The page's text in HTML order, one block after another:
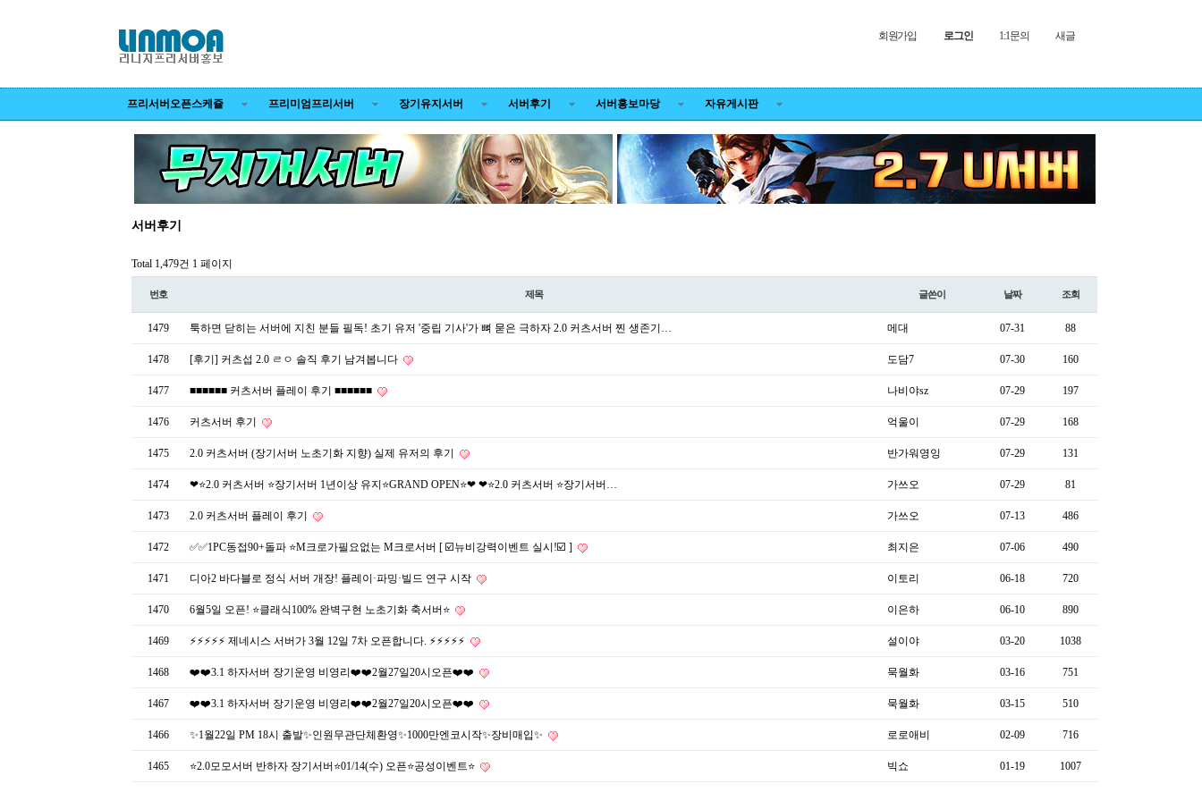
회원가입 로그인 1:1문의 새글
프리서버오픈스케쥴 프리미엄프리서버 장기유지서버 서버후기 서버홍보마당 자유게시판
서버후기
Total 1,479건 1 페이지
번호 제목 글쓴이 날짜 조회
1479 툭하면 닫히는 서버에 지친 분들 필독! 초기 유저 '중립 기사'가 뼈 묻은 극하자 2.0 커츠서버 찐 생존기… 메대 07-31 88
1478 [후기] 커츠섭 2.0 ㄹㅇ 솔직 후기 남겨봅니다 도담7 07-30 160
1477 ■■■■■■ 커츠서버 플레이 후기 ■■■■■■ 나비야sz 07-29 197
1476 커츠서버 후기 억울이 07-29 168
1475 2.0 커츠서버 (장기서버 노초기화 지향) 실제 유저의 후기 반가워영잉 07-29 131
1474 ❤⭐️2.0 커츠서버 ⭐️장기서버 1년이상 유지⭐️GRAND OPEN⭐❤ ❤⭐️2.0 커츠서버 ⭐️장기서버… 가쓰오 07-29 81
1473 2.0 커츠서버 플레이 후기 가쓰오 07-13 486
1472 ✅✅1PC동접90+돌파 ⭐M크로가필요없는 M크로서버 [ ☑️뉴비강력이벤트 실시!☑️ ] 최지은 07-06 490
1471 디아2 바다블로 정식 서버 개장! 플레이·파밍·빌드 연구 시작 이토리 06-18 720
1470 6월5일 오픈! ⭐️클래식100% 완벽구현 노초기화 축서버⭐️ 이은하 06-10 890
1469 ⚡⚡⚡⚡⚡ 제네시스 서버가 3월 12일 7차 오픈합니다. ⚡⚡⚡⚡⚡ 설이야 03-20 1038
1468 ❤️❤️3.1 하자서버 장기운영 비영리❤️❤️2월27일20시오픈❤️❤️ 묵월화 03-16 751
1467 ❤️❤️3.1 하자서버 장기운영 비영리❤️❤️2월27일20시오픈❤️❤️ 묵월화 03-15 510
1466 ✨1월22일 PM 18시 출발✨인원무관단체환영✨1000만엔코시작✨장비매입✨ 로로애비 02-09 716
1465 ⭐2.0모모서버 반하자 장기서버⭐01/14(수) 오픈⭐공성이벤트⭐ 빅쇼 01-19 1007